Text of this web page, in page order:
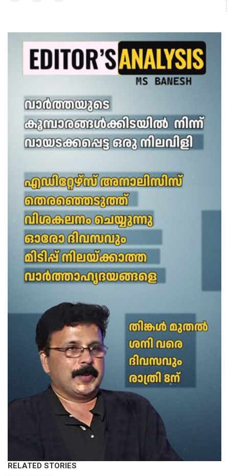
RELATED STORIES
KERALA